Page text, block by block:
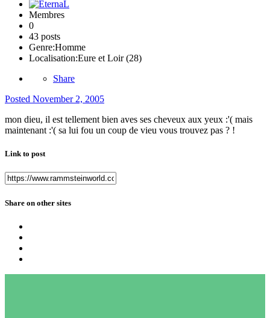
Membres
0
43 posts
Genre:Homme
Localisation:Eure et Loir (28)
Share
Posted November 2, 2005
mon dieu, il est tellement bien aves ses cheveux aux yeux :'( mais
maintenant :'( sa lui fou un coup de vieu vous trouvez pas ? !
Link to post
Share on other sites